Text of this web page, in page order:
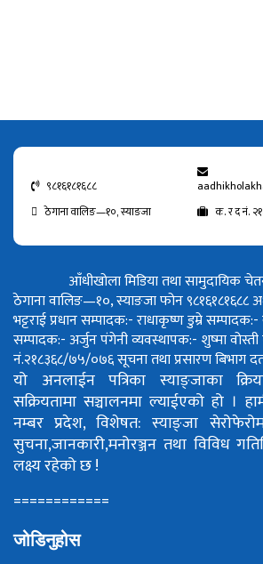
९८१६१८१६८८
ठेगाना वालिङ—१०, स्याङजा
क. र द नं.
आँधीखोला मिडिया तथा सामुदायिक
ठेगाना वालिङ—१०, स्याङजा फोन ९८१६१८१६८८
भट्टराईप्रधान सम्पादक:- राधाकृष्ण डुम्रेसम्पादक:-
सम्पादक:- अर्जुन पंगेनीव्यवस्थापक:- शुष्मा वोस्ती
नं.२१८३६८/७५/०७६सूचना तथा प्रसारण बिभाग
यो अनलाईन पत्रिका स्याङ्जाका
सक्रियतामा सञ्चालनमा ल्याईएको हो ।
नम्बर प्रदेश, विशेषत: स्याङ्जा
सुचना,जानकारी,मनोरञ्जन तथा विविध
लक्ष्य रहेको छ !
============
जोडिनुहोस